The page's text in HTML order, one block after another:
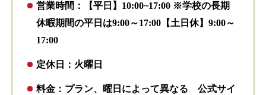
営業時間：【平日】10:00~17:00 ※学校の長期
休暇期間の平日は9:00～17:00【土日休】9:00～
17:00
定休日：火曜日
料金：プラン、曜日によって異なる 公式サイ